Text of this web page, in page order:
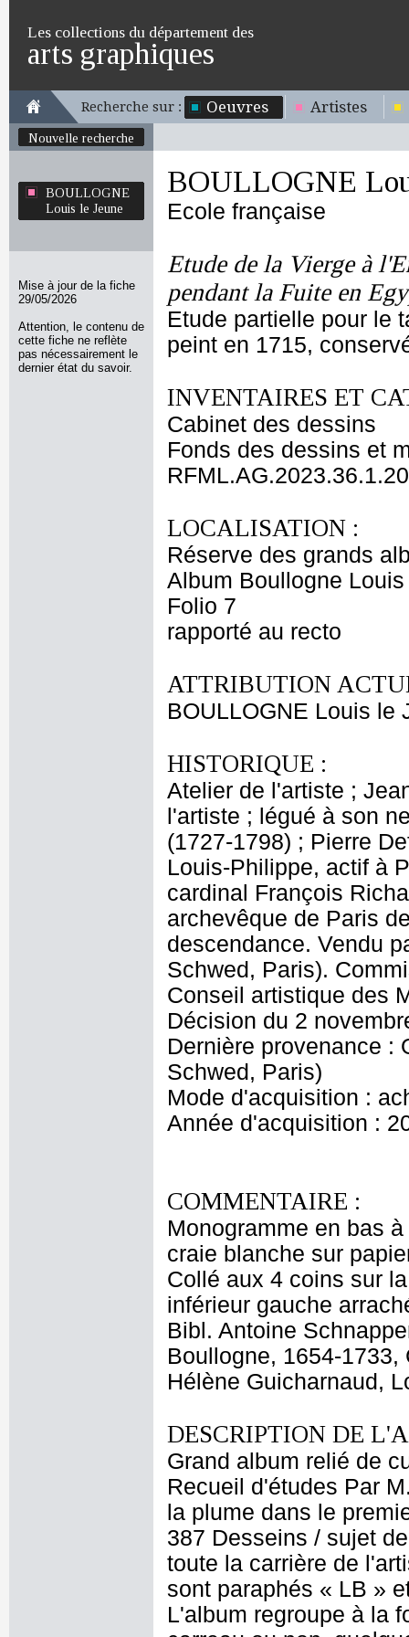
Les collections du département des
arts graphiques
Recherche sur : Oeuvres Artistes
Nouvelle recherche
BOULLOGNE
Louis le Jeune
Mise à jour de la fiche
29/05/2026
Attention, le contenu de
cette fiche ne reflète
pas nécessairement le
dernier état du savoir.
BOULLOGNE
Ecole française
Etude de la Vierge à
pendant la Fuite en
Etude partielle pour le
peint en 1715,
INVENTAIRES ET
Cabinet des dessins
Fonds des dessins et
LOCALISATION :
Réserve des grands
Album Boullogne
Folio 7
rapporté au recto
ATTRIBUTION
BOULLOGNE Louis le
HISTORIQUE :
Atelier de l'artiste ;
l'artiste ; légué à son
(1727-1798) ; Pierre
Louis-Philippe, actif à
cardinal François
archevêque de Paris
descendance. Vendu
Schwed, Paris).
Conseil artistique des
Décision du 2
Dernière provenance :
Schwed, Paris)
Mode d'acquisition :
Année d'acquisition :
COMMENTAIRE :
Monogramme en bas
craie blanche sur
Collé aux 4 coins sur
inférieur gauche
Bibl. Antoine
Boullogne, 1654-
Hélène Guicharnaud,
DESCRIPTION DE
Grand album relié de
Recueil d'études Par
la plume dans le
387 Desseins / sujet
toute la carrière de
sont paraphés « LB »
L'album regroupe à la